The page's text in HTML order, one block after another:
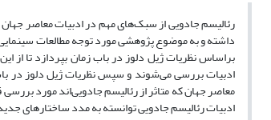
رئالیسم جادویی از سبک‌های مهم در ادبیات معاصر جهان
داشته و به موضوع پژوهشی مورد توجه مطالعات
براساس نظریات ژیل دلوز در باب زمان بپردازد تا از
ادبیات بررسی می‌شوند و سپس نظریات ژیل دلوز در
معاصر جهان که متاثر از رئالیسم جادویی‌اند مورد
ادبیات رئالیسم جادویی توانسته به مدد ساختارهای